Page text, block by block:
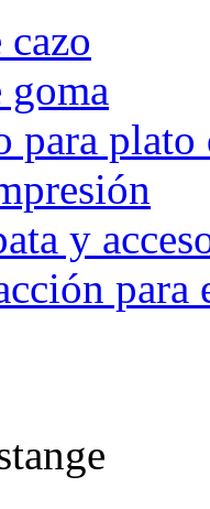
goma
para plato
y